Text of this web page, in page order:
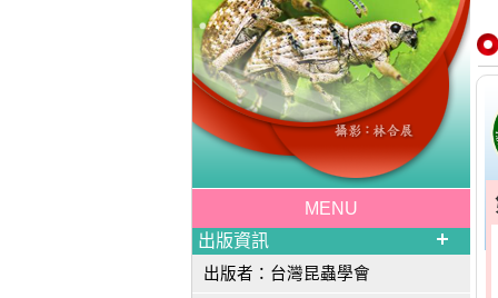
MENU
出版資訊
出版者：台灣昆蟲學會